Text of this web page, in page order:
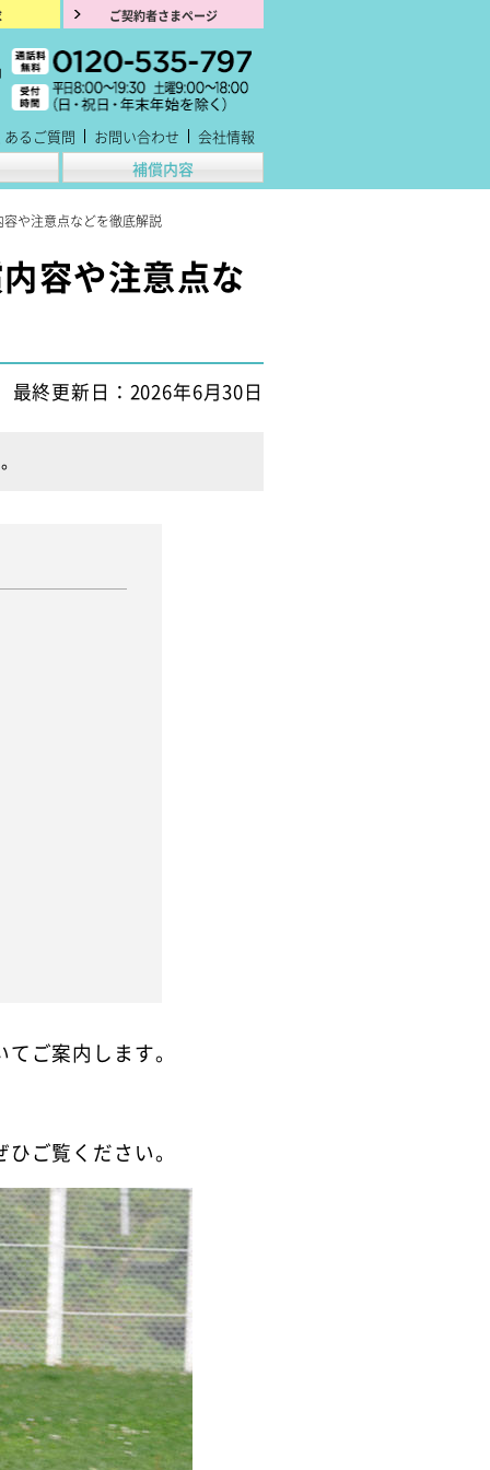
ご契約者さまページ
補償内容
あるご質問 お問い合わせ 会社情報
や注意点などを徹底解説
容や注意点な
最終更新日：2026年6月30日
ご案内します。
ご覧ください。